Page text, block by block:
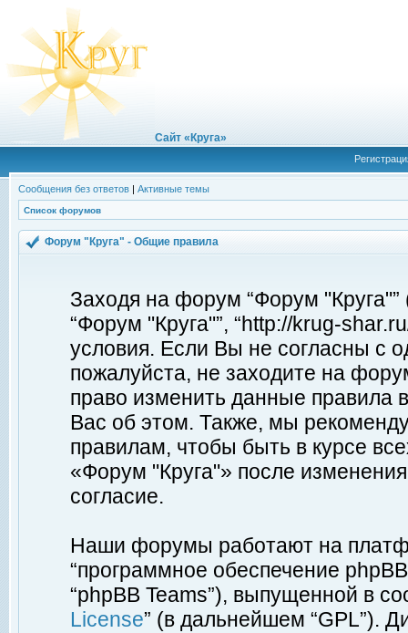
Сайт «Круга»
Сообщения без ответов | Активные темы
Список форумов
Форум "Круга" - Общие правила
Заходя на форум “Форум
“Форум "Круга"”, “http://krug-
условия. Если Вы не согласны с
пожалуйста, не заходите на
право изменить данные правила
Вас об этом. Также, мы
правилам, чтобы быть в курсе
«Форум "Круга"» после
согласие.
Наши форумы работают на
“программное обеспечение
“phpBB Teams”), выпущенной в
License” (в дальнейшем “GPL”).